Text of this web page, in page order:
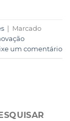
Marcado
um comentário